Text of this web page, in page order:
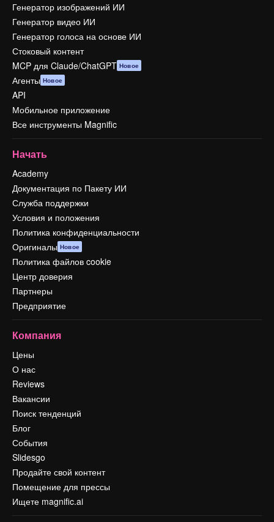
Генератор изображений ИИ
Генератор видео ИИ
Генератор голоса на основе ИИ
Стоковый контент
MCP для Claude/ChatGPT Новое
Агенты Новое
API
Мобильное приложение
Все инструменты Magnific
Начать
Academy
Документация по Пакету ИИ
Служба поддержки
Условия и положения
Политика конфиденциальности
Оригиналы Новое
Политика файлов cookie
Центр доверия
Партнеры
Предприятие
Компания
Цены
О нас
Reviews
Вакансии
Поиск тенденций
Блог
События
Slidesgo
Продайте свой контент
Помещение для прессы
Ищете magnific.ai